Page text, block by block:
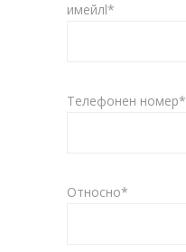
имейлl*
Телефонен номер*
Относно*